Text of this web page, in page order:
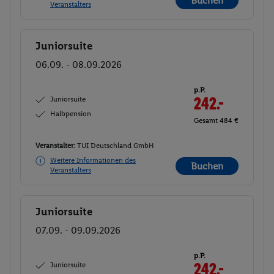
Veranstalters
Buchen
Juniorsuite
06.09. - 08.09.2026
Juniorsuite
Halbpension
p.P.
242.-
Gesamt 484 €
Veranstalter: TUI Deutschland GmbH
Weitere Informationen des
Veranstalters
Buchen
Buchen
Juniorsuite
07.09. - 09.09.2026
Juniorsuite
p.P.
242.-